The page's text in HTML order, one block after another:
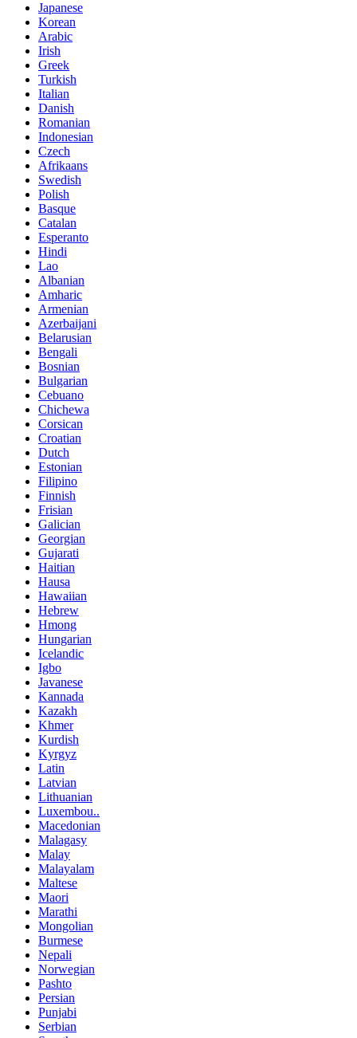
Japanese
Korean
Arabic
Irish
Greek
Turkish
Italian
Danish
Romanian
Indonesian
Czech
Afrikaans
Swedish
Polish
Basque
Catalan
Esperanto
Hindi
Lao
Albanian
Amharic
Armenian
Azerbaijani
Belarusian
Bengali
Bosnian
Bulgarian
Cebuano
Chichewa
Corsican
Croatian
Dutch
Estonian
Filipino
Finnish
Frisian
Galician
Georgian
Gujarati
Haitian
Hausa
Hawaiian
Hebrew
Hmong
Hungarian
Icelandic
Igbo
Javanese
Kannada
Kazakh
Khmer
Kurdish
Kyrgyz
Latin
Latvian
Lithuanian
Luxembou..
Macedonian
Malagasy
Malay
Malayalam
Maltese
Maori
Marathi
Mongolian
Burmese
Nepali
Norwegian
Pashto
Persian
Punjabi
Serbian